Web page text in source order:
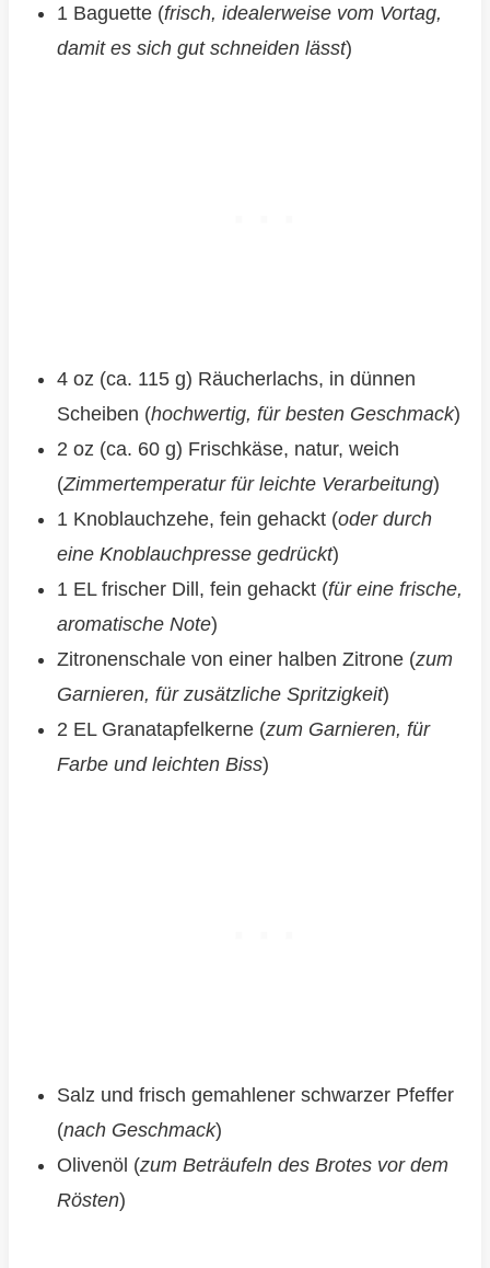
1 Baguette (frisch, idealerweise vom Vortag,
damit es sich gut schneiden lässt)
4 oz (ca. 115 g) Räucherlachs, in dünnen
Scheiben (hochwertig, für besten Geschmack)
2 oz (ca. 60 g) Frischkäse, natur, weich
(Zimmertemperatur für leichte Verarbeitung)
1 Knoblauchzehe, fein gehackt (oder durch
eine Knoblauchpresse gedrückt)
1 EL frischer Dill, fein gehackt (für eine frische,
aromatische Note)
Zitronenschale von einer halben Zitrone (zum
Garnieren, für zusätzliche Spritzigkeit)
2 EL Granatapfelkerne (zum Garnieren, für
Farbe und leichten Biss)
Salz und frisch gemahlener schwarzer Pfeffer
(nach Geschmack)
Olivenöl (zum Beträufeln des Brotes vor dem
Rösten)